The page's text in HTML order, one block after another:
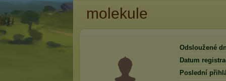
molekule
Odsloužené
Datum
Poslední